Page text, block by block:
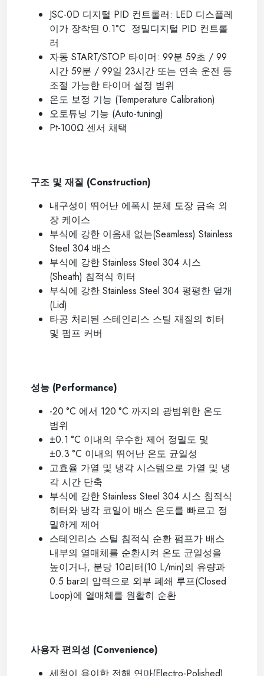
JSC-0D 디지털 PID 컨트롤러: LED 디스플레
이가 장착된 0.1°C 정밀디지털 PID 컨트롤
러
자동 START/STOP 타이머: 99분 59초 / 99
시간 59분 / 99일 23시간 또는 연속 운전 등
조절 가능한 타이머 설정 범위
온도 보정 기능 (Temperature Calibration)
오토튜닝 기능 (Auto-tuning)
Pt-100Ω 센서 채택
구조 및 재질 (Construction)
내구성이 뛰어난 에폭시 분체 도장 금속 외
장 케이스
부식에 강한 이음새 없는(Seamless) Stainless
Steel 304 배스
부식에 강한 Stainless Steel 304 시스
(Sheath) 침적식 히터
부식에 강한 Stainless Steel 304 평평한 덮개
(Lid)
타공 처리된 스테인리스 스틸 재질의 히터
및 펌프 커버
성능 (Performance)
-20 °C 에서 120 °C 까지의 광범위한 온도
범위
±0.1 °C 이내의 우수한 제어 정밀도 및
±0.3 °C 이내의 뛰어난 온도 균일성
고효율 가열 및 냉각 시스템으로 가열 및 냉
각 시간 단축
부식에 강한 Stainless Steel 304 시스 침적식
히터와 냉각 코일이 배스 온도를 빠르고 정
밀하게 제어
스테인리스 스틸 침적식 순환 펌프가 배스
내부의 열매체를 순환시켜 온도 균일성을
높이거나, 분당 10리터(10 L/min)의 유량과
0.5 bar의 압력으로 외부 폐쇄 루프(Closed
Loop)에 열매체를 원활히 순환
사용자 편의성 (Convenience)